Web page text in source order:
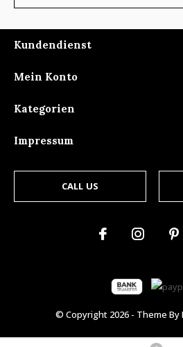
Kundendienst
Mein Konto
Kategorien
Impressum
CALL US
© Copyright 2026- Theme By